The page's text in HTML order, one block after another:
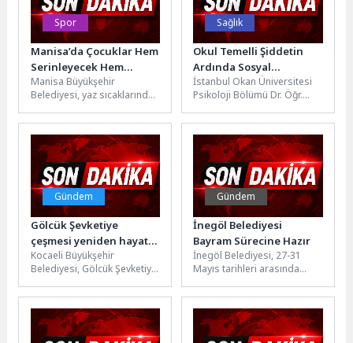
Spor
Manisa’da Çocuklar Hem
Serinleyecek Hem
Yüzme Öğrenecek
Manisa Büyükşehir
Belediyesi, yaz sıcaklarında
spora teşvik edecek bir
projeyi hayata geçiriyor....
Sağlık
Okul Temelli Şiddetin
Ardında Sosyal
Dışlanma: Ergenler
Kimlik İnşasında Şiddete
Yönelebiliyor
İstanbul Okan Üniversitesi
Psikoloji Bölümü Dr. Öğr.
Kahramanmaraş ve
Şanlıurfa’da gerçekleşen
okul...
Gündem
Gölcük Şevketiye
çeşmesi yeniden hayat
buldu
Kocaeli Büyükşehir
Belediyesi, Gölcük Şevketiye
çeşmede gerçekleştirdiği
yenileme çalışmalarını
tamamladı. Muhtarlık İşleri
Dairesi...
Gündem
İnegöl Belediyesi
Bayram Sürecine Hazır
İnegöl Belediyesi, 27-31
Mayıs tarihleri arasında
Bayramı öncesi
vatandaşların huzurlu,
güvenli ve...